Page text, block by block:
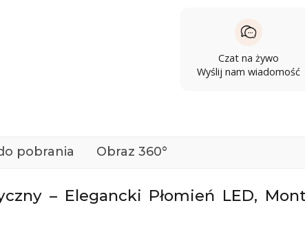
Czat na żywo
Wyślij nam wiadomość
pobrania Obraz 360°
– Elegancki Płomień LED,